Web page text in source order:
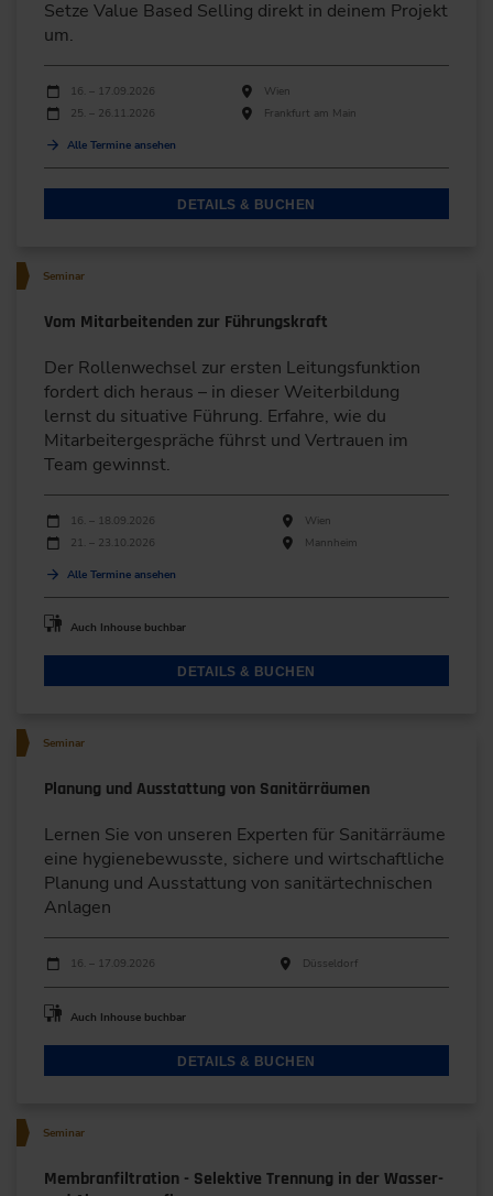
Setze Value Based Selling direkt in deinem Projekt
um.
Durchführungen
Veranstaltungsdatum Veranstaltungsort
16. – 17.09.2026
Wien
25. – 26.11.2026
Frankfurt am Main
Alle Termine ansehen
DETAILS & BUCHEN
Seminar
Vom Mitarbeitenden zur Führungskraft
Der Rollenwechsel zur ersten Leitungsfunktion
fordert dich heraus – in dieser Weiterbildung
lernst du situative Führung. Erfahre, wie du
Mitarbeitergespräche führst und Vertrauen im
Team gewinnst.
Durchführungen
Veranstaltungsdatum
16. – 18.09.2026
Wien
21. – 23.10.2026
Mannheim
Alle Termine ansehen
Auch Inhouse buchbar
DETAILS & BUCHEN
Seminar
Planung und Ausstattung von Sanitärräumen
Lernen Sie von unseren Experten für Sanitärräume
eine hygienebewusste, sichere und wirtschaftliche
Planung und Ausstattung von sanitärtechnischen
Anlagen
Durchführungen
Veranstaltungsdatum
16. – 17.09.2026 Düsseldorf
Auch Inhouse buchbar
DETAILS & BUCHEN
Seminar
Membranfiltration - Selektive Trennung in der Wasser-